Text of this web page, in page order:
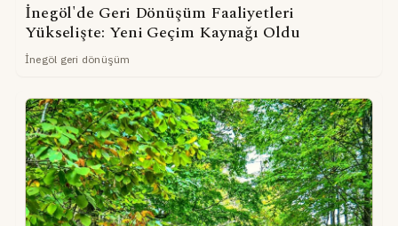
İnegöl'de Geri Dönüşüm Faaliyetleri
Yükselişte: Yeni Geçim Kaynağı Oldu
İnegöl geri dönüşüm